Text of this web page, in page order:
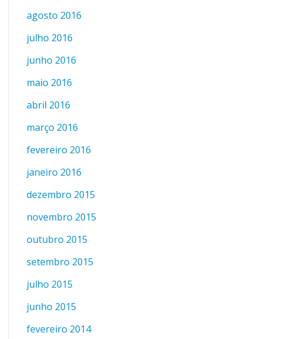
agosto 2016
julho 2016
junho 2016
maio 2016
abril 2016
março 2016
fevereiro 2016
janeiro 2016
dezembro 2015
novembro 2015
outubro 2015
setembro 2015
julho 2015
junho 2015
fevereiro 2014